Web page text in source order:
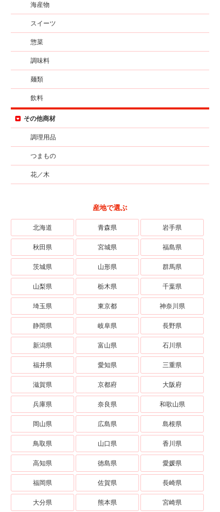
海産物
スイーツ
惣菜
調味料
麺類
飲料
その他商材
調理用品
つまもの
花／木
産地で選ぶ
北海道 青森県 岩手県
秋田県 宮城県 福島県
茨城県 山形県 群馬県
山梨県 栃木県 千葉県
埼玉県 東京都 神奈川県
静岡県 岐阜県 長野県
新潟県 富山県 石川県
福井県 愛知県 三重県
滋賀県 京都府 大阪府
兵庫県 奈良県 和歌山県
岡山県 広島県 島根県
鳥取県 山口県 香川県
高知県 徳島県 愛媛県
福岡県 佐賀県 長崎県
大分県 熊本県 宮崎県